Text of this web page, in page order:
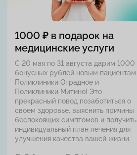
1000 ₽ в подарок на
медицинские услуги
С 20 мая по 31 августа дарим 1000
бонусных рублей новым пациентам
Поликлиники Отрадное и
Поликлиники Митино! Это
прекрасный повод позаботиться о
своем здоровье, выяснить причины
беспокоящих симптомов и получить
индивидуальный план лечения для
улучшения качества вашей жизни.